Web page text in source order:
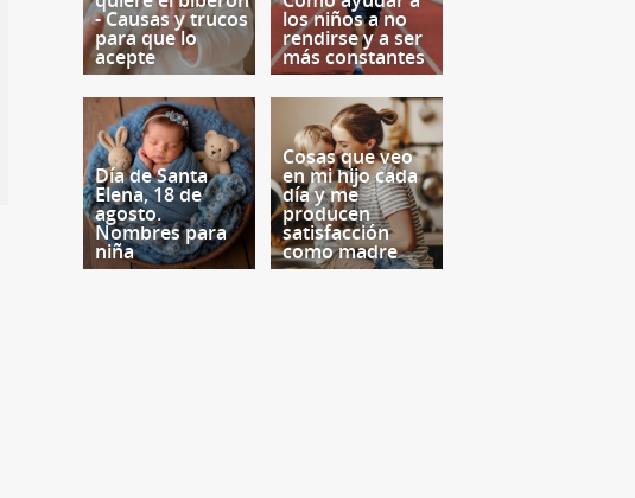
- Causas y trucos
para que lo
acepte
los niños a no
rendirse y a ser
más constantes
Día de Santa
Elena, 18 de
agosto.
Nombres para
niña
Cosas que veo
en mi hijo cada
día y me
producen
satisfacción
como madre